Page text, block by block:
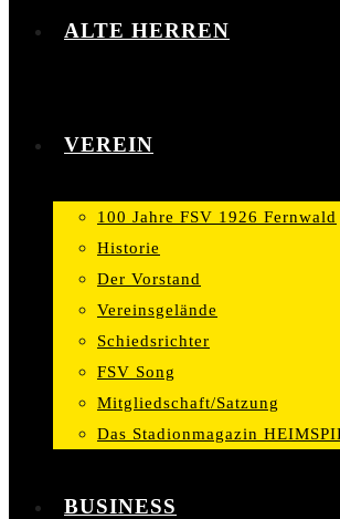
ALTE HERREN
VEREIN
100 Jahre FSV 1926 Fernwald
Historie
Der Vorstand
Vereinsgelände
Schiedsrichter
FSV Song
Mitgliedschaft/Satzung
Das Stadionmagazin
BUSINESS